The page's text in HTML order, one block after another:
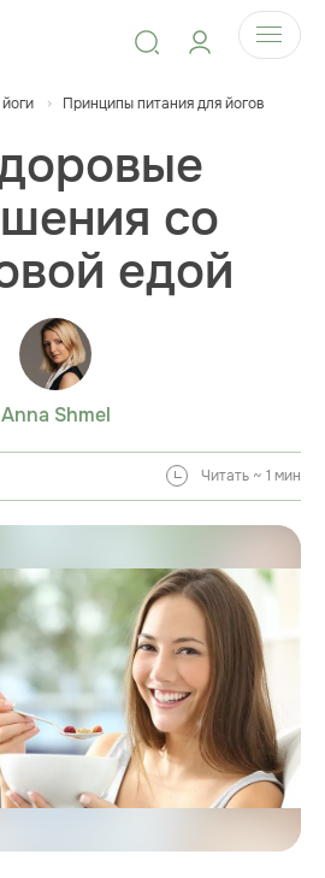
Принципы питания для йогов
со
едой
Anna Shmel
Читать ~ 1 мин